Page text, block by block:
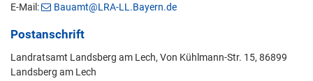
E-Mail:
Bauamt@LRA-LL.Bayern.de
Postanschrift
Landratsamt Landsberg am Lech, Von Kühlmann-Str. 15, 86899
Landsberg am Lech